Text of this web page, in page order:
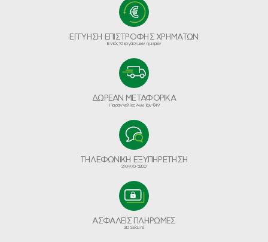
ΕΓΓΥΗΣΗ ΕΠΙΣΤΡΟΦΗΣ ΧΡΗΜΑΤΩΝ
Εντός 10 εργάσιμων ημερών
ΔΩΡΕΑΝ ΜΕΤΑΦΟΡΙΚΑ
Παραγγελίες Άνω Των €49
ΤΗΛΕΦΩΝΙΚΗ ΕΞΥΠΗΡΕΤΗΣΗ
210-970-5200
ΑΣΦΑΛΕΙΣ ΠΛΗΡΩΜΕΣ
3D Secure